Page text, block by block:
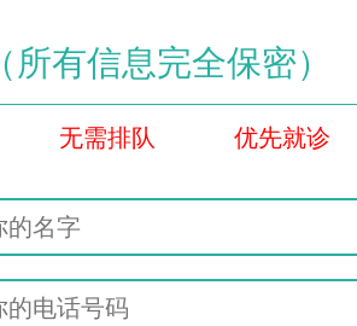
（所有信息完全保密）
无需排队 优先就诊